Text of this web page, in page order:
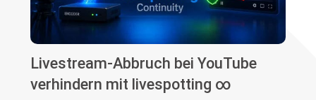
Livestream-Abbruch bei YouTube
verhindern mit livespotting ∞